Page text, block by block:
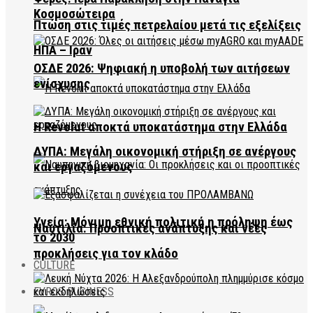
Πτώση στις τιμές πετρελαίου μετά τις εξελίξεις
ΗΠΑ – Ιράν
Η Revolut αποκτά υποκατάστημα στην Ελλάδα
Ναυτιλία: Προοπτικές ανάπτυξης και νέες
προκλήσεις για τον κλάδο
EVROS BUSINESS
Κοσμοσώτειρα
ΟΣΔΕ 2026: Ψηφιακή η υποβολή των αιτήσεων
ενίσχυσης
ΔΥΠΑ: Μεγάλη οικονομική στήριξη σε ανέργους
και εργαζόμενους
Υγεία: Μόνιμη εθνική πολιτική η πρόληψη έως
το 2030
CULTURE